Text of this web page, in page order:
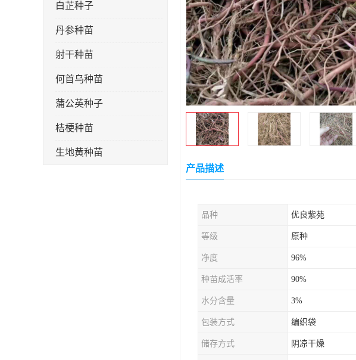
白芷种子
丹参种苗
射干种苗
何首乌种苗
蒲公英种子
桔梗种苗
生地黄种苗
产品描述
品种 优良紫苑
等级 原种
净度 96%
种苗成活率 90%
水分含量 3%
包装方式 编织袋
储存方式 阴凉干燥